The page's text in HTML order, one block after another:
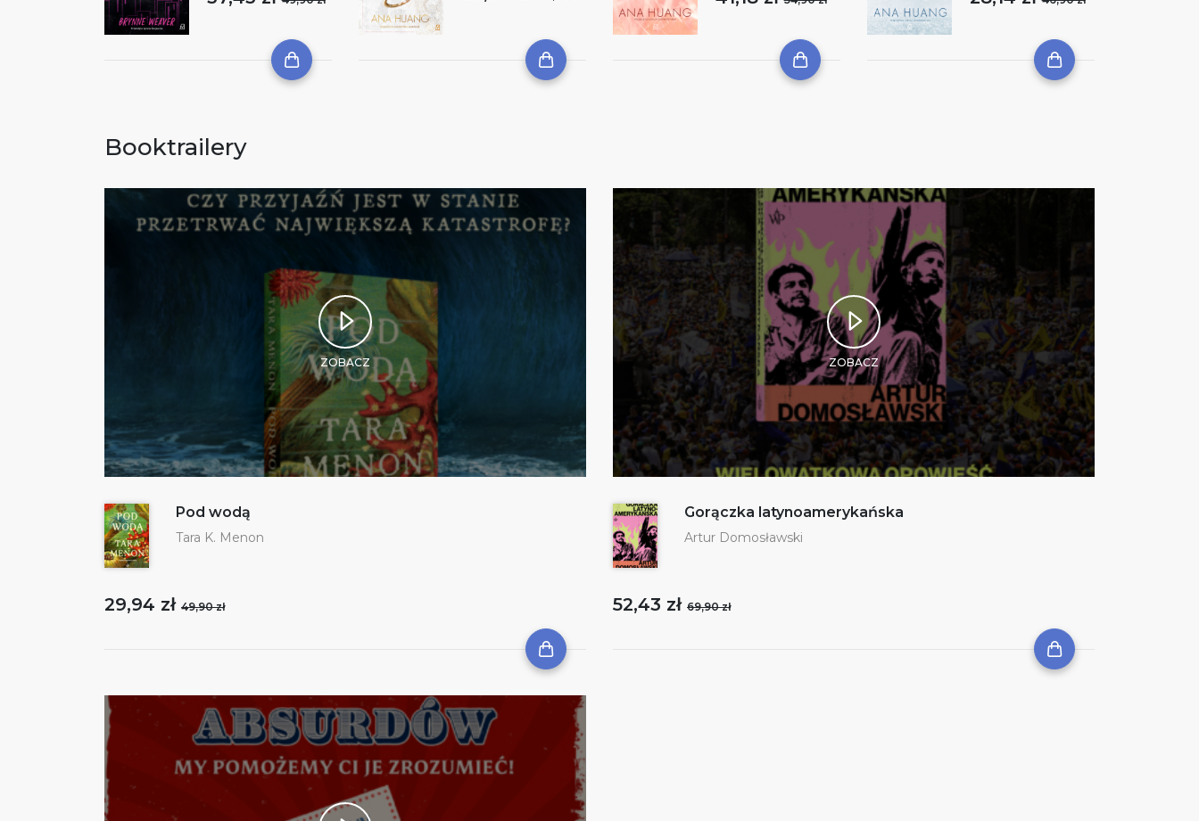
Booktrailery
ZOBACZ
Pod wodą
Tara K. Menon
29,94 zł 49,90 zł
ZOBACZ
Gorączka latynoamerykańska
Artur Domosławski
52,43 zł 69,90 zł